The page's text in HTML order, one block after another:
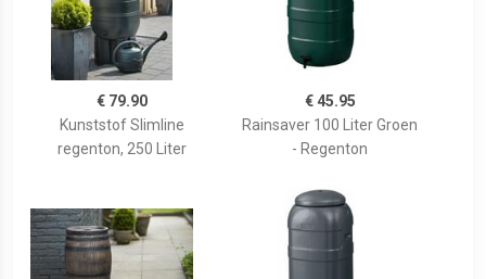
€ 79.90
Kunststof Slimline
regenton, 250 Liter
€ 45.95
Rainsaver 100 Liter Groen
- Regenton